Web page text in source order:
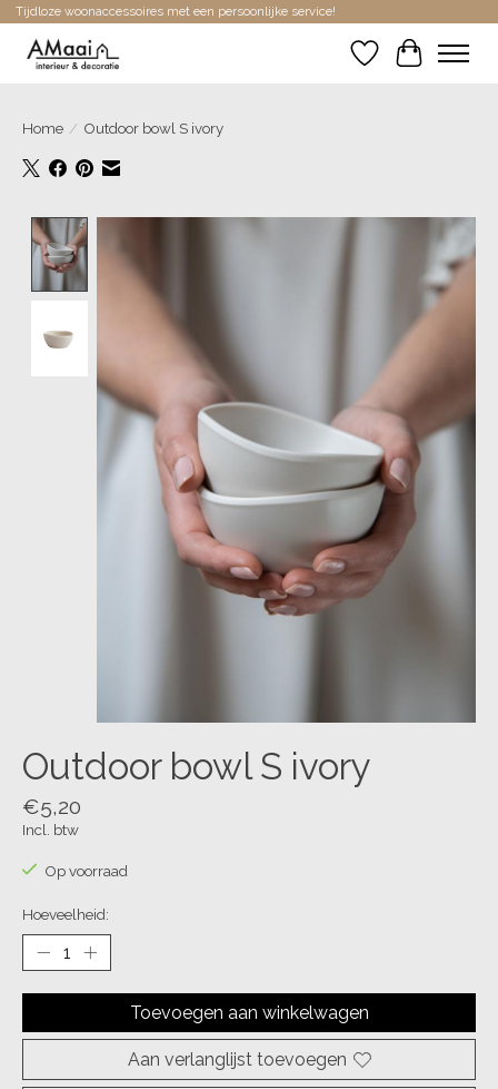
Tijdloze woonaccessoires met een persoonlijke service!
Verlanglijst
Home / Outdoor bowl S ivory
Product image slideshow Items
Outdoor bowl S ivory
€5,20
Incl. btw
Op voorraad
Hoeveelheid:
Toevoegen aan winkelwagen
Aan verlanglijst toevoegen